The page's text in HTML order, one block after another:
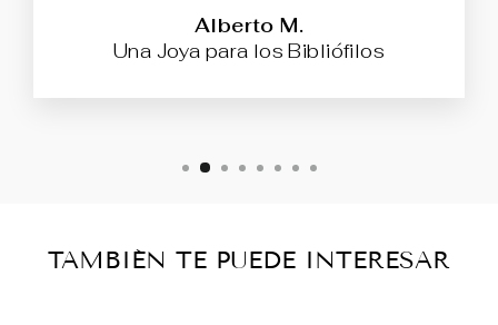
Alberto M.
Una Joya para los Bibliófilos
TAMBIÉN TE PUEDE INTERESAR